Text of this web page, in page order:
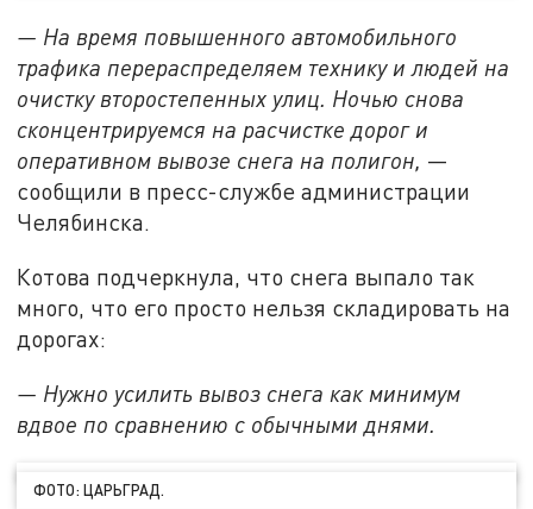
— На время повышенного автомобильного
трафика перераспределяем технику и людей на
очистку второстепенных улиц. Ночью снова
сконцентрируемся на расчистке дорог и
оперативном вывозе снега на полигон, —
сообщили в пресс-службе администрации
Челябинска.
Котова подчеркнула, что снега выпало так
много, что его просто нельзя складировать на
дорогах:
— Нужно усилить вывоз снега как минимум
вдвое по сравнению с обычными днями.
ФОТО: ЦАРЬГРАД.